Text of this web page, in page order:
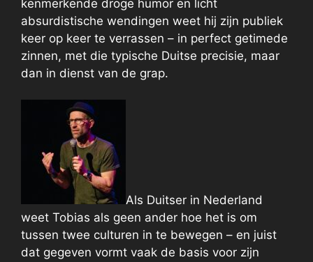
kenmerkende droge humor en licht
absurdistische wendingen weet hij zijn publiek
keer op keer te verrassen – in perfect getimede
zinnen, met die typische Duitse precisie, maar
dan in dienst van de grap.
Als Duitser in Nederland
weet Tobias als geen ander hoe het is om
tussen twee culturen in te bewegen – en juist
dat gegeven vormt vaak de basis voor zijn